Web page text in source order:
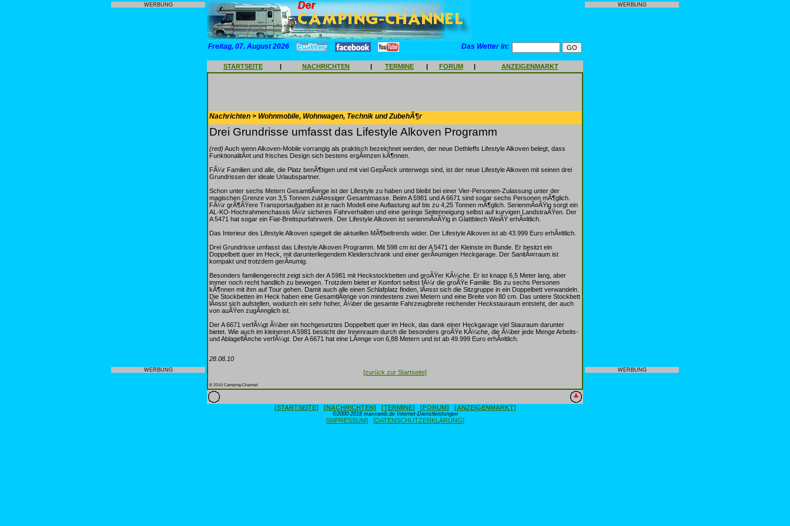
WERBUNG
WERBUNG
Freitag, 07. August 2026 Das Wetter in:
STARTSEITE | NACHRICHTEN | TERMINE | FORUM | ANZEIGENMARKT
Nachrichten > Wohnmobile, Wohnwagen, Technik und ZubehÃ¶r
Drei Grundrisse umfasst das Lifestyle Alkoven Programm
(red) Auch wenn Alkoven-Mobile vorrangig als praktisch bezeichnet werden, der neue Dethleffs Lifestyle Alkoven belegt, dass
FunktionalitÃ¤t und frisches Design sich bestens ergÃ¤nzen kÃ¶nnen.
FÃ¼r Familien und alle, die Platz benÃ¶tigen und mit viel GepÃ¤ck unterwegs sind, ist der neue Lifestyle Alkoven mit seinen drei
Grundrissen der ideale Urlaubspartner.
Schon unter sechs Metern GesamtlÃ¤nge ist der Lifestyle zu haben und bleibt bei einer Vier-Personen-Zulassung unter der
magischen Grenze von 3,5 Tonnen zulÃ¤ssiger Gesamtmasse. Beim A 5981 und A 6671 sind sogar sechs Personen mÃ¶glich.
FÃ¼r grÃ¶ÃŸere Transportaufgaben ist je nach Modell eine Auflastung auf bis zu 4,25 Tonnen mÃ¶glich. SerienmÃ¤ÃŸig sorgt ein
AL-KO-Hochrahmenchassis fÃ¼r sicheres Fahrverhalten und eine geringe Seitenneigung selbst auf kurvigen LandstraÃŸen. Der
A 5471 hat sogar ein Fiat-Breitspurfahrwerk. Der Lifestyle Alkoven ist serienmÃ¤ÃŸig in Glattblech WeiÃŸ erhÃ¤ltlich.
Das Interieur des Lifestyle Alkoven spiegelt die aktuellen MÃ¶beltrends wider. Der Lifestyle Alkoven ist ab 43.999 Euro erhÃ¤ltlich.
Drei Grundrisse umfasst das Lifestyle Alkoven Programm. Mit 598 cm ist der A 5471 der Kleinste im Bunde. Er besitzt ein
Doppelbett quer im Heck, mit darunterliegendem Kleiderschrank und einer gerÃ¤umigen Heckgarage. Der SanitÃ¤rraum ist
kompakt und trotzdem gerÃ¤umig.
Besonders familiengerecht zeigt sich der A 5981 mit Heckstockbetten und groÃŸer KÃ¼che. Er ist knapp 6,5 Meter lang, aber
immer noch recht handlich zu bewegen. Trotzdem bietet er Komfort selbst fÃ¼r die groÃŸe Familie: Bis zu sechs Personen
kÃ¶nnen mit ihm auf Tour gehen. Damit auch alle einen Schlafplatz finden, lÃ¤sst sich die Sitzgruppe in ein Doppelbett verwandeln.
Die Stockbetten im Heck haben eine GesamtlÃ¤nge von mindestens zwei Metern und eine Breite von 80 cm. Das untere Stockbett
lÃ¤sst sich aufstellen, wodurch ein sehr hoher, Ã¼ber die gesamte Fahrzeugbreite reichender Heckstauraum entsteht, der auch
von auÃŸen zugÃ¤nglich ist.
Der A 6671 verfÃ¼gt Ã¼ber ein hochgesetztes Doppelbett quer im Heck, das dank einer Heckgarage viel Stauraum darunter
bietet. Wie auch im kleineren A 5981 besticht der Innenraum durch die besonders groÃŸe KÃ¼che, die Ã¼ber jede Menge Arbeits-
und AblageflÃ¤che verfÃ¼gt. Der A 6671 hat eine LÃ¤nge von 6,88 Metern und ist ab 49.999 Euro erhÃ¤ltlich.
28.08.10
[zurück zur Startseite]
© 2010 Camping-Channel
[STARTSEITE] [NACHRICHTEN] [TERMINE] [FORUM] [ANZEIGENMARKT]
©2000-2018 maxxweb.de Internet-Dienstleistungen
[IMPRESSUM] [DATENSCHUTZERKLÄRUNG]
WERBUNG
WERBUNG